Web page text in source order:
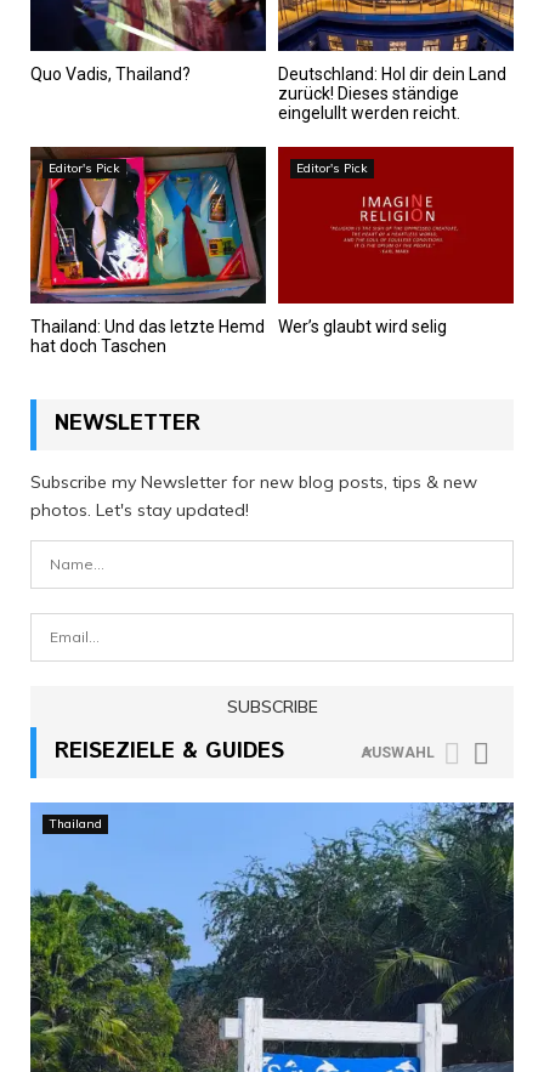
Quo Vadis, Thailand?
Deutschland: Hol dir dein Land
zurück! Dieses ständige
eingelullt werden reicht.
Editor's Pick
Thailand: Und das letzte Hemd
hat doch Taschen
Editor's Pick
Wer’s glaubt wird selig
NEWSLETTER
Subscribe my Newsletter for new blog posts, tips & new
photos. Let's stay updated!
REISEZIELE & GUIDES AUSWAHL
Thailand